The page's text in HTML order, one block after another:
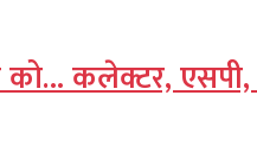
को… कलेक्टर,